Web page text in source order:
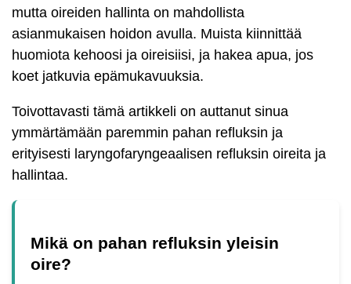
mutta oireiden hallinta on mahdollista
asianmukaisen hoidon avulla. Muista kiinnittää
huomiota kehoosi ja oireisiisi, ja hakea apua, jos
koet jatkuvia epämukavuuksia.
Toivottavasti tämä artikkeli on auttanut sinua
ymmärtämään paremmin pahan refluksin ja
erityisesti laryngofaryngeaalisen refluksin oireita ja
hallintaa.
Mikä on pahan refluksin yleisin
oire?